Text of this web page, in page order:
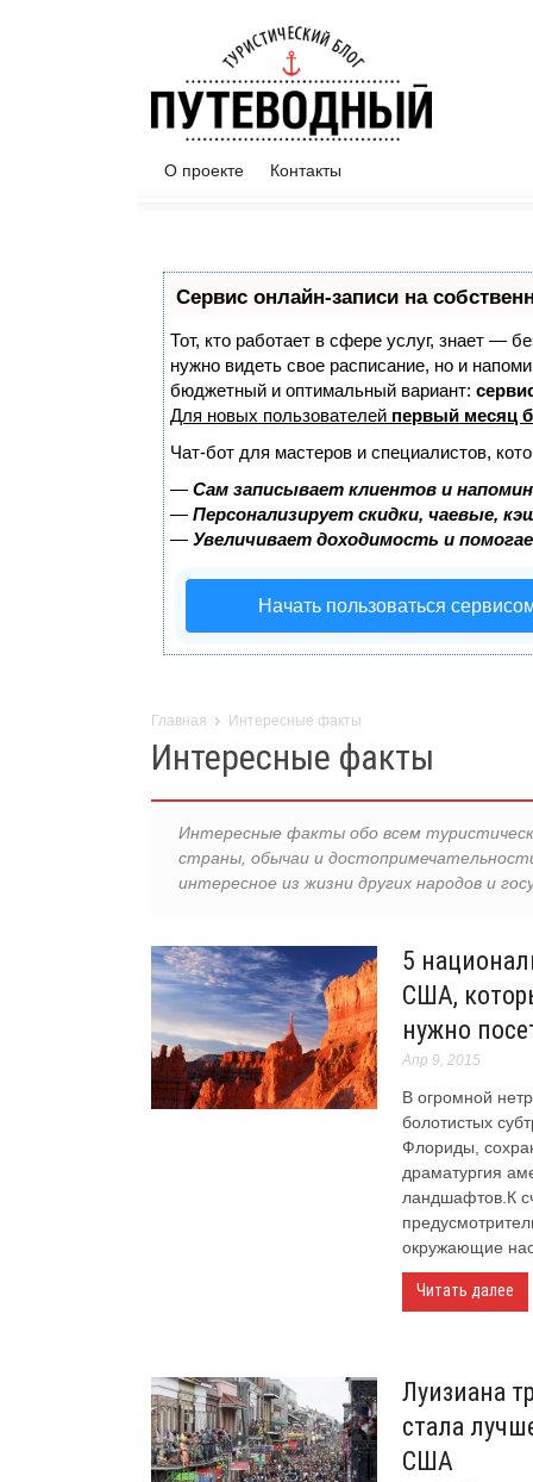
О проекте Контакты
Сервис онлайн-записи на
Тот, кто работает в сфере услуг, знает —
нужно видеть свое расписание, но и
бюджетный и оптимальный вариант:
Для новых пользователей первый месяц
Чат-бот для мастеров и специалистов,
— Сам записывает клиентов и
— Персонализирует скидки, чаевые,
— Увеличивает доходимость и
Начать пользоваться
Главная Интересные факты
Интересные факты
Интересные факты обо всем
страны, обычаи и
интересное из жизни других народов и
5
США,
нужно
Апр 9, 2015
В огромной
болотистых
Флориды,
драматургия
ландшафтов.К
окружающие
Читать далее
Луизиана
стала
США